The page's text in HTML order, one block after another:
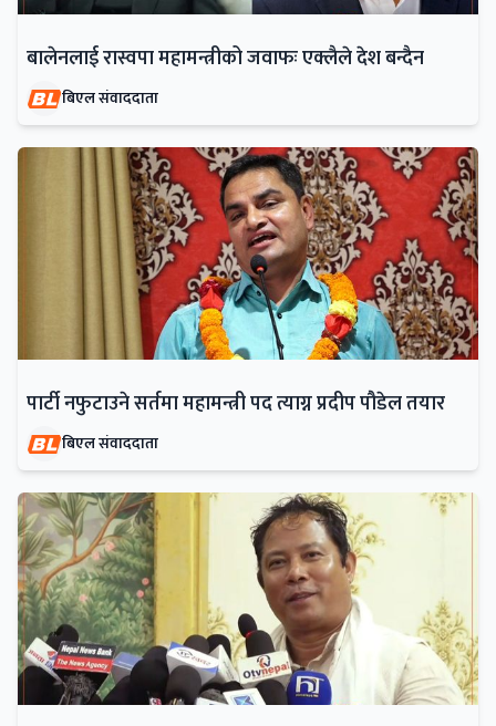
बालेनलाई रास्वपा महामन्त्रीको जवाफः एक्लैले देश बन्दैन
बिएल संवाददाता
पार्टी नफुटाउने सर्तमा महामन्त्री पद त्याग्न प्रदीप पौडेल तयार
बिएल संवाददाता